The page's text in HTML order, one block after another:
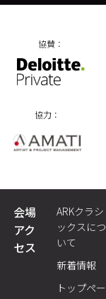
協賛：
協力：
会場
アク
セス
ARKクラシ
ックスにつ
いて
新着情報
トップペー